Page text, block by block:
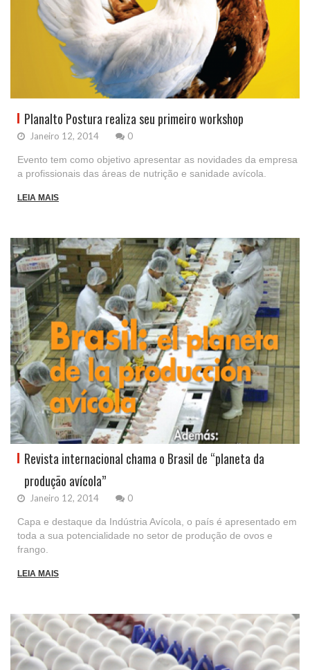
Planalto Postura realiza seu primeiro workshop
Janeiro 12, 2014 0
Evento tem como objetivo apresentar as novidades da empresa
a profissionais das áreas de nutrição e sanidade avícola.
LEIA MAIS
Revista internacional chama o Brasil de “planeta da
produção avícola”
Janeiro 12, 2014 0
Capa e destaque da Indústria Avícola, o país é apresentado em
toda a sua potencialidade no setor de produção de ovos e
frango.
LEIA MAIS